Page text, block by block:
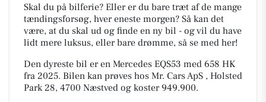
Skal du på bilferie? Eller er du bare træt af de mange
tændingsforsøg, hver eneste morgen? Så kan det
være, at du skal ud og finde en ny bil - og vil du have
lidt mere luksus, eller bare drømme, så se med her!
Den dyreste bil er en Mercedes EQS53 med 658 HK
fra 2025. Bilen kan prøves hos Mr. Cars ApS , Holsted
Park 28, 4700 Næstved og koster 949.900.